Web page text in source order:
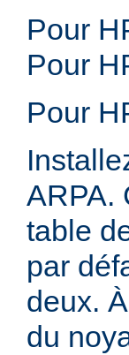
Pour
Pour
Pour
ARPA.
table
par
deux.
du